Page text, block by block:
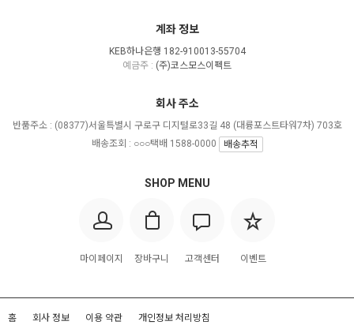
계좌 정보
KEB하나은행 182-910013-55704
예금주 : (주)코스모스이펙트
SHOP MENU
마이페이지 장바구니 고객센터 이벤트
회사 주소
반품주소 : (08377)서울특별시 구로구 디지털로33길 48 (대륭포스트타워7차) 703호
배송조회 : ○○○택배 1588-0000
배송추적
홈 회사 정보 이용 약관 개인정보 처리방침